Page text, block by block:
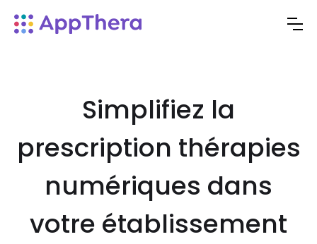
Simplifiez la
prescription thérapies
numériques dans
votre établissement